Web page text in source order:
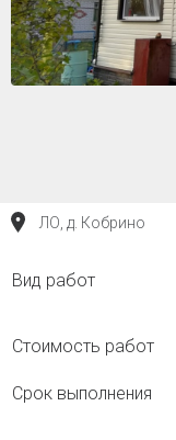
ЛО, д. Кобрино